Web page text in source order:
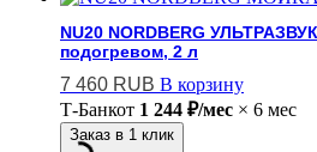
NU20 NORDBERG
подогревом, 2 л
7 460 RUB В корзину
Т-Банкот 1 244 ₽/мес × 6 мес
Заказ в 1 клик